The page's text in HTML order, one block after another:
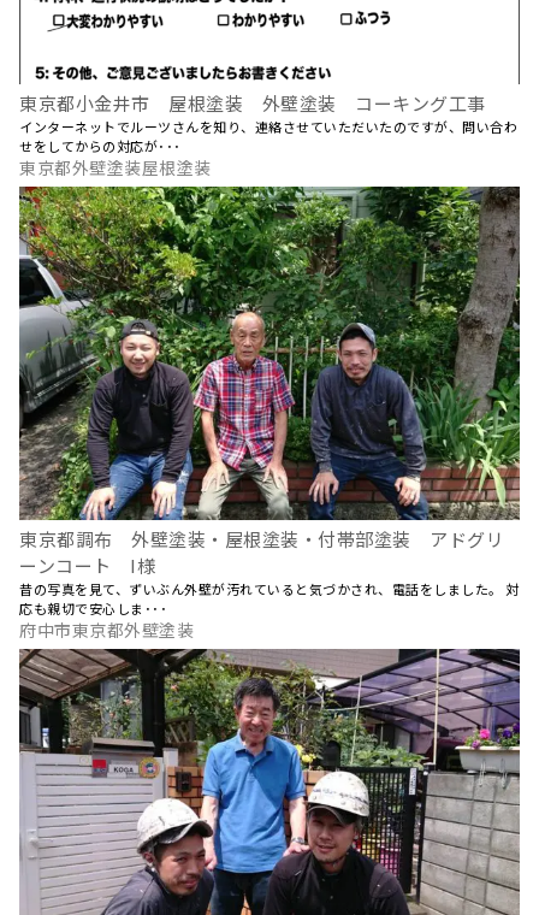
東京都小金井市 屋根塗装 外壁塗装 コーキング工事
インターネットでルーツさんを知り、連絡させていただいたのですが、問い合わ
せをしてからの対応が･･･
東京都外壁塗装屋根塗装
東京都調布 外壁塗装・屋根塗装・付帯部塗装 アドグリ
ーンコート I様
昔の写真を見て、ずいぶん外壁が汚れていると気づかされ、電話をしました。 対
応も親切で安心しま･･･
府中市東京都外壁塗装